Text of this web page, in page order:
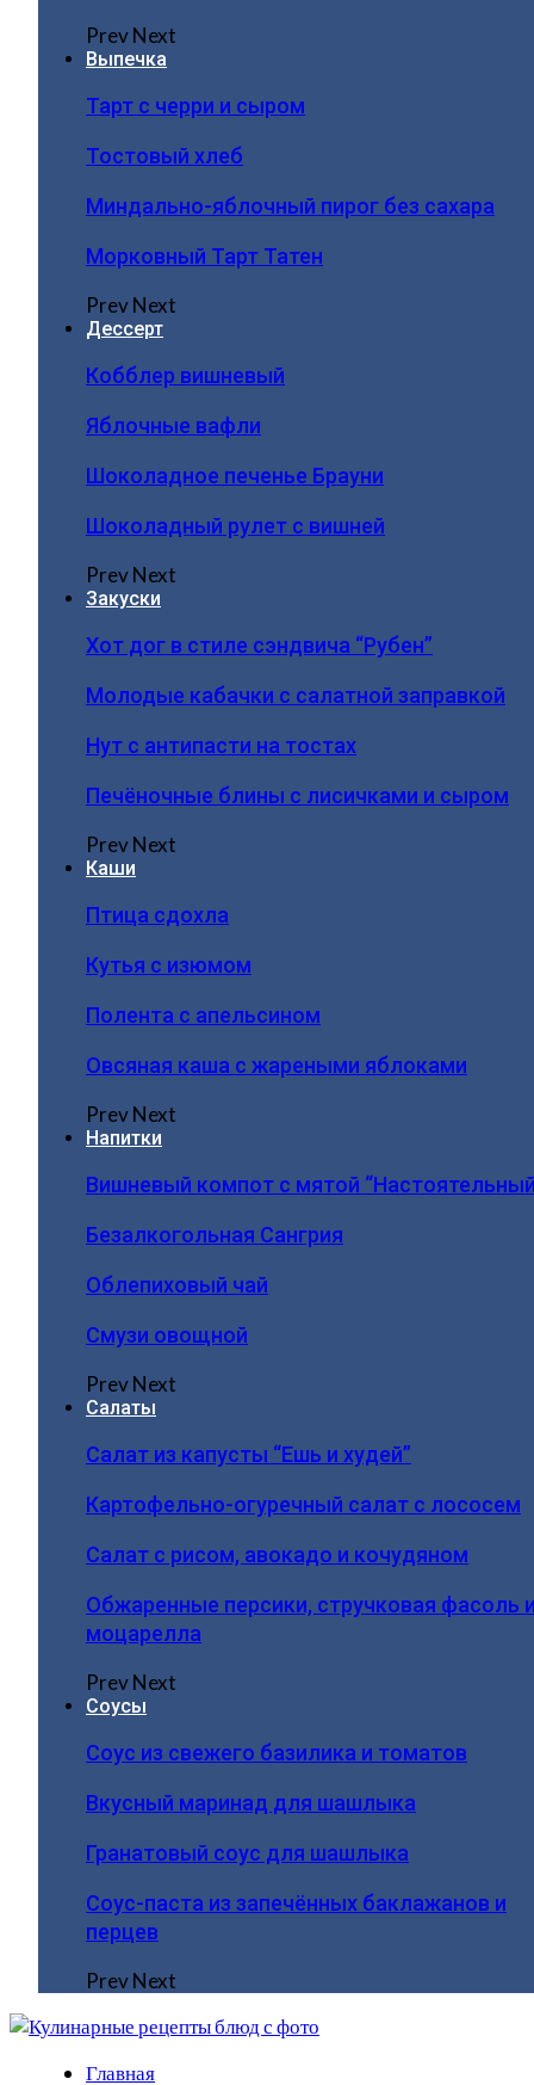
PrevNext
Выпечка
Тарт с черри и сыром
Тостовый хлеб
Миндально-яблочный пирог без сахара
Морковный Тарт Татен
PrevNext
Дессерт
Кобблер вишневый
Яблочные вафли
Шоколадное печенье Брауни
Шоколадный рулет с вишней
PrevNext
Закуски
Хот дог в стиле сэндвича “Рубен”
Молодые кабачки с салатной заправкой
Нут с антипасти на тостах
Печёночные блины с лисичками и сыром
PrevNext
Каши
Птица сдохла
Кутья с изюмом
Полента с апельсином
Овсяная каша с жареными яблоками
PrevNext
Напитки
Вишневый компот с мятой
Безалкогольная Сангрия
Облепиховый чай
Смузи овощной
PrevNext
Салаты
Салат из капусты “Ешь и худей”
Картофельно-огуречный салат с лососем
Салат с рисом, авокадо и кочудяном
Обжаренные персики, стручковая фасоль
моцарелла
PrevNext
Соусы
Соус из свежего базилика и томатов
Вкусный маринад для шашлыка
Гранатовый соус для шашлыка
Соус-паста из запечённых баклажанов и
перцев
PrevNext
Главная